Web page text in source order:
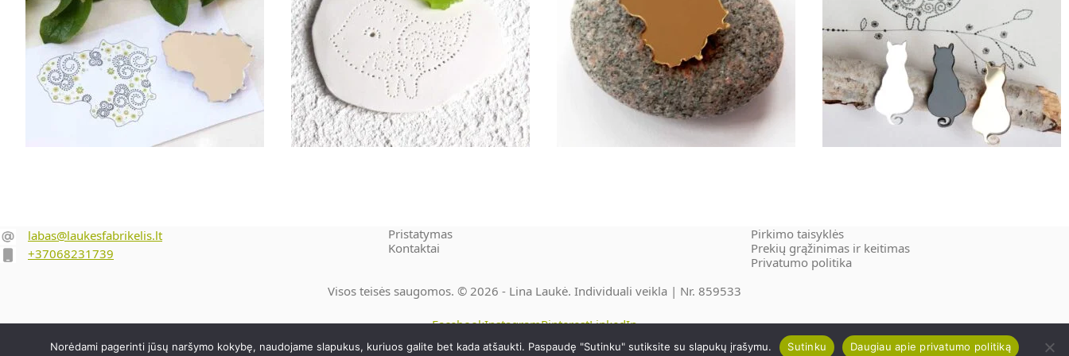
Į krepšelį
15.00€
Į krepšelį
15.00€
Į krepšelį
15.00€
Pasirinkti savybes
labas@laukesfabrikelis.lt
+37068231739
Pristatymas
Kontaktai
Pirkimo taisyklės
Prekių grąžinimas ir keitimas
Privatumo politika
Visos teisės saugomos. © 2026 - Lina Laukė. Individuali veikla | Nr. 859533
FacebookInstagramPinterestLinkedIn
Norėdami pagerinti jūsų naršymo kokybę, naudojame slapukus, kuriuos galite bet kada atšaukti. Paspaudę "Sutinku" sutiksite su slapukų įrašymu. Sutinku Daugiau apie privatumo politiką